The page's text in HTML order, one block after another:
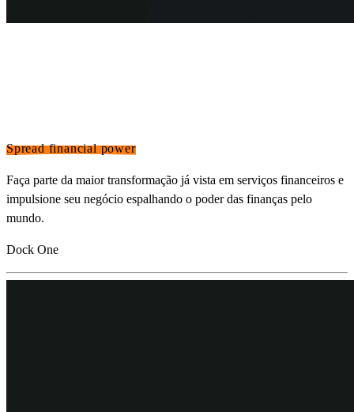
Spread financial power
Faça parte da maior transformação já vista em serviços financeiros e
impulsione seu negócio espalhando o poder das finanças pelo
mundo.
Dock One